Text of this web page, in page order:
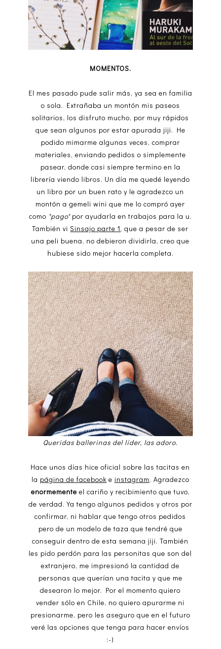
MOMENTOS.
El mes pasado pude salir más, ya sea en familia
o sola. Extrañaba un montón mis paseos
solitarios, los disfruto mucho, por muy rápidos
que sean algunos por estar apurada jiji. He
podido mimarme algunas veces, comprar
materiales, enviando pedidos o simplemente
pasear, donde casi siempre termino en la
librería viendo libros. Un día me quedé leyendo
un libro por un buen rato y le agradezco un
montón a gemeli wini que me lo compró ayer
como "pago"por ayudarla en trabajos para la u.
También viSinsajo parte 1, que a pesar de ser
una peli buena, no debieron dividirla, creo que
hubiese sido mejor hacerla completa.
Queridas ballerinas del líder, las adoro.
Hace unos días hice oficial sobre las tacitas en
la página de facebook e instagram. Agradezco
enormemente el cariño y recibimiento que tuvo,
de verdad. Ya tengo algunos pedidos y otros por
confirmar, ni hablar que tengo otros pedidos
pero de un modelo de taza que tendré que
conseguir dentro de esta semana jiji. También
les pido perdón para las personitas que son del
extranjero, me impresionó la cantidad de
personas que querían una tacita y que me
desearon lo mejor. Por el momento quiero
vender sólo en Chile, no quiero apurarme ni
presionarme, pero les aseguro que en el futuro
veré las opciones que tenga para hacer envíos
:-)